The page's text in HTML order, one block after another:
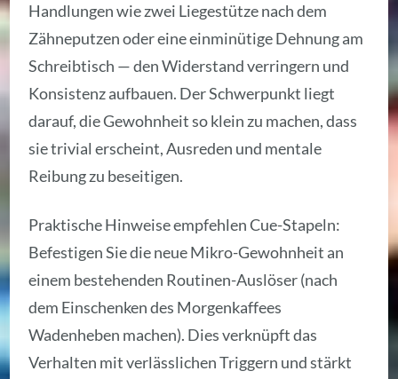
Handlungen wie zwei Liegestütze nach dem
Zähneputzen oder eine einminütige Dehnung am
Schreibtisch — den Widerstand verringern und
Konsistenz aufbauen. Der Schwerpunkt liegt
darauf, die Gewohnheit so klein zu machen, dass
sie trivial erscheint, Ausreden und mentale
Reibung zu beseitigen.
Praktische Hinweise empfehlen Cue-Stapeln:
Befestigen Sie die neue Mikro-Gewohnheit an
einem bestehenden Routinen-Auslöser (nach
dem Einschenken des Morgenkaffees
Wadenheben machen). Dies verknüpft das
Verhalten mit verlässlichen Triggern und stärkt